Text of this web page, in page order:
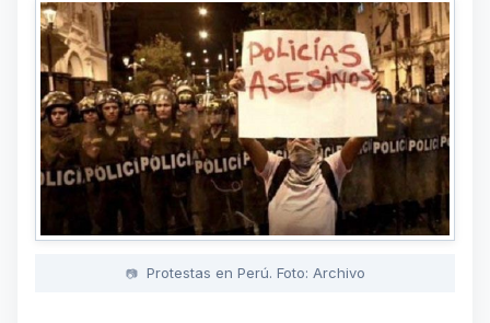
Protestas en Perú. Foto: Archivo